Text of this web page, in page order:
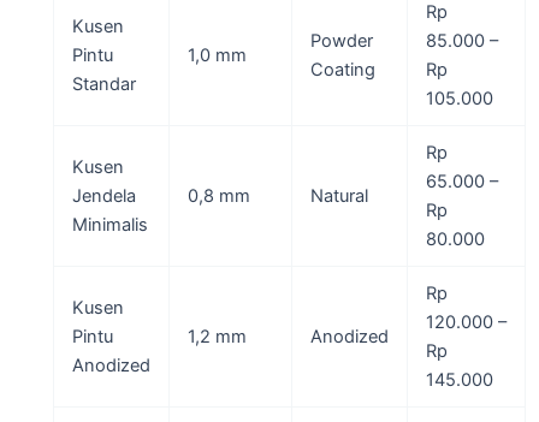
Kusen
Pintu
Standar
1,0 mm
Powder
Coating
Rp
85.000 –
Rp
105.000
Kusen
Jendela
Minimalis
0,8 mm Natural
Rp
65.000 –
Rp
80.000
Kusen
Pintu
Anodized
1,2 mm Anodized
Rp
120.000 –
Rp
145.000